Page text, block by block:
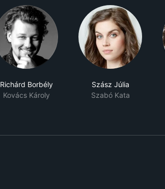
Richárd Borbély
Kovács Károly
Szász Júlia
Szabó Kata